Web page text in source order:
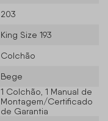
203
King Size 193
Colchão
Bege
1 Colchão, 1 Manual de
Montagem/Certificado
de Garantia